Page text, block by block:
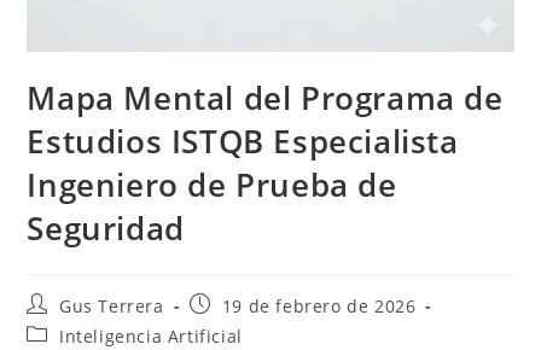
Mapa Mental del Programa de
Estudios ISTQB Especialista
Ingeniero de Prueba de
Seguridad
Gus Terrera
19 de febrero de 2026
Inteligencia Artificial